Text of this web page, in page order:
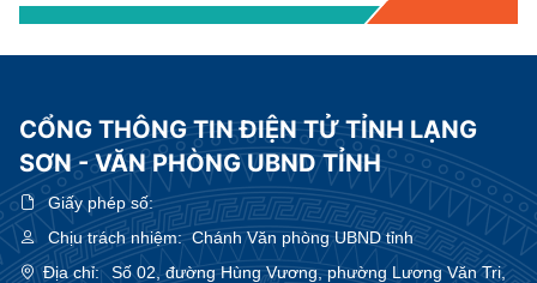
CỔNG THÔNG TIN ĐIỆN TỬ TỈNH LẠNG
SƠN - VĂN PHÒNG UBND TỈNH
Giấy phép số:
Chịu trách nhiệm:Chánh Văn phòng UBND tỉnh
Địa chỉ:
Số 02, đường Hùng Vương, phường Lương Văn Tri,